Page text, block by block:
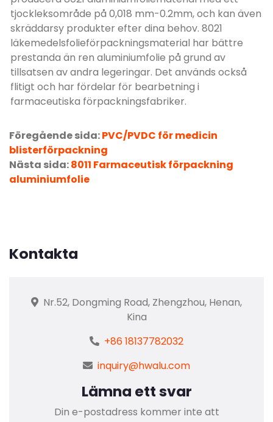
tjockleksområde på 0,018 mm-0.2mm, och kan även
skräddarsy produkter efter dina behov. 8021
läkemedelsfolieförpackningsmaterial har bättre
prestanda än ren aluminiumfolie på grund av
tillsatsen av andra legeringar. Det används också
flitigt och har fördelar för bearbetning i
farmaceutiska förpackningsfabriker.
Föregående sida:PVC/PVDC för medicin
blisterförpackning
Nästa sida:8011 Farmaceutisk förpackning
aluminiumfolie
Kontakta
Nr.52, Dongming Road, Zhengzhou, Henan,
Kina
+86 18137782032
inquiry@hwalu.com
Lämna ett svar
Din e-postadress kommer inte att